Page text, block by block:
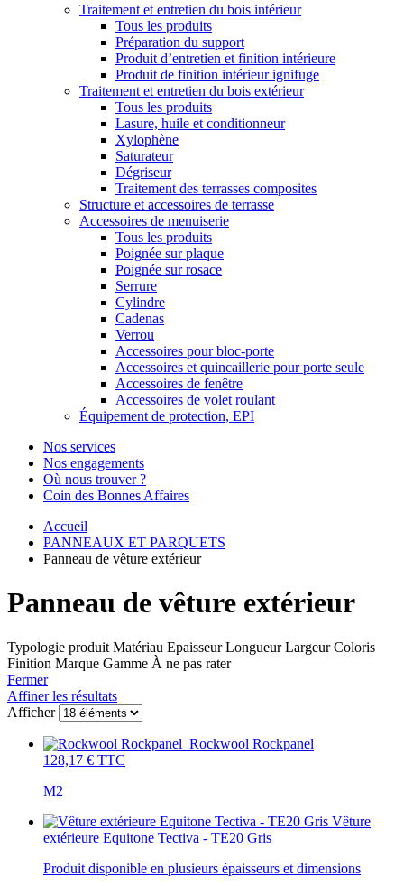
Traitement et entretien du bois intérieur
Tous les produits
Préparation du support
Produit d’entretien et finition intérieure
Produit de finition intérieur ignifuge
Traitement et entretien du bois extérieur
Tous les produits
Lasure, huile et conditionneur
Xylophène
Saturateur
Dégriseur
Traitement des terrasses composites
Structure et accessoires de terrasse
Accessoires de menuiserie
Tous les produits
Poignée sur plaque
Poignée sur rosace
Serrure
Cylindre
Cadenas
Verrou
Accessoires pour bloc-porte
Accessoires et quincaillerie pour porte seule
Accessoires de fenêtre
Accessoires de volet roulant
Équipement de protection, EPI
Nos services
Nos engagements
Où nous trouver ?
Coin des Bonnes Affaires
Accueil
PANNEAUX ET PARQUETS
Panneau de vêture extérieur
Panneau de vêture extérieur
Typologie produit Matériau Epaisseur Longueur Largeur Coloris
Finition Marque Gamme À ne pas rater
Fermer
Affiner les résultats
Afficher
Rockwool Rockpanel
128,17 € TTC
M2
Vêture
extérieure Equitone Tectiva - TE20 Gris
Produit disponible en plusieurs épaisseurs et dimensions